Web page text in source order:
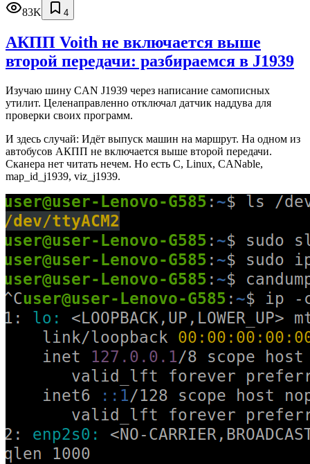
83K
4
АКПП Voith не включается выше
второй передачи: разбираемся в J1939
Изучаю шину CAN J1939 через написание самописных
утилит. Целенаправленно отключал датчик наддува для
проверки своих программ.
И здесь случай: Идёт выпуск машин на маршрут. На одном из
автобусов АКПП не включается выше второй передачи.
Сканера нет читать нечем. Но есть C, Linux, CANable,
map_id_j1939, viz_j1939.